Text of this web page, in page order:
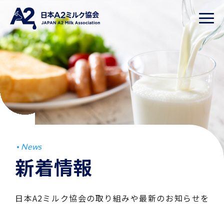
News
新着情報
日本A2ミルク協会の取り組みや最新のお知らせを